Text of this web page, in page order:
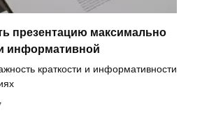
презентацию максимально
информативной
краткости и информативности